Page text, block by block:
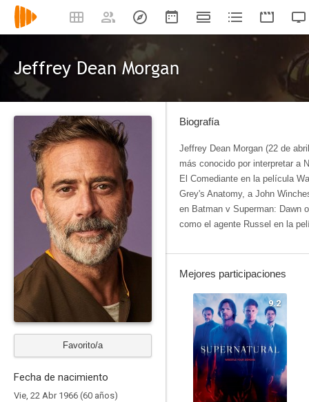
Jeffrey Dean Morgan
Favorito/a
Fecha de nacimiento
Vie, 22 Abr 1966 (60 años)
Biografía
Jeffrey Dean Morgan (22 de
más conocido por interpretar a
El Comediante en la película
Grey's Anatomy, a John
en Batman v Superman: Dawn
como el agente Russel en la
Mejores participaciones
9.2